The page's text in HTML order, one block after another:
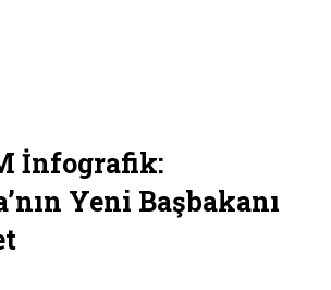
İnfografik:
Yeni Başbakanı